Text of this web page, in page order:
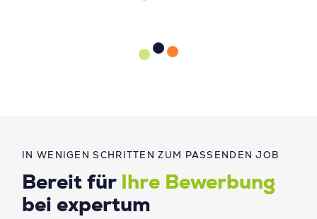
IN WENIGEN SCHRITTEN ZUM PASSENDEN JOB
Bereit für
Ihre Bewerbung
bei expertum